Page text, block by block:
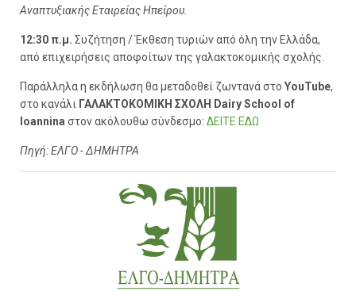
Αναπτυξιακής Εταιρείας Ηπείρου.
12:30 π.μ. Συζήτηση / Έκθεση τυριών από όλη την Ελλάδα,
από επιχειρήσεις αποφοίτων της γαλακτοκομικής σχολής.
Παράλληλα η εκδήλωση θα μεταδοθεί ζωντανά στο YouTube,
στο κανάλι ΓΑΛΑΚΤΟΚΟΜΙΚΗ ΣΧΟΛΗ Dairy School of
Ioannina στον ακόλουθω σύνδεσμο: ΔΕΙΤΕ ΕΔΩ
Πηγή: ΕΛΓΟ - ΔΗΜΗΤΡΑ